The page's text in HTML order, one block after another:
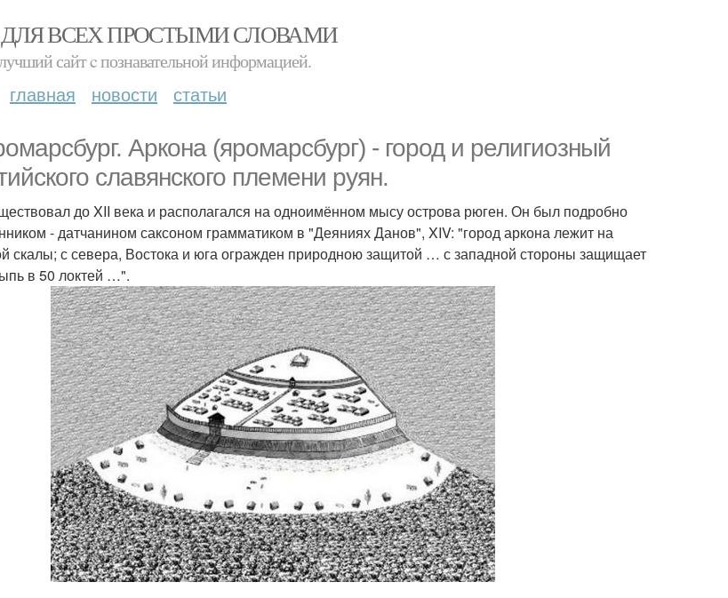
ВСЕХ ПРОСТЫМИ СЛОВАМИ
сайт c познавательной информацией.
главная новости статьи
Аркона (яромарсбург) - город и религиозный
славянского племени руян.
до XII века и располагался на одноимённом мысу острова рюген. Он был подробно
- датчанином саксоном грамматиком в "Деяниях Данов", XIV: "город аркона лежит на
скалы; с севера, Востока и юга огражден природною защитой … с западной стороны защищает
в 50 локтей …".